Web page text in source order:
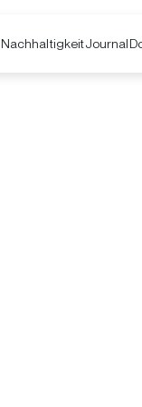
NachhaltigkeitJournal